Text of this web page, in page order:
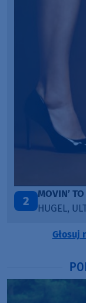
3
KATY
Głosuj